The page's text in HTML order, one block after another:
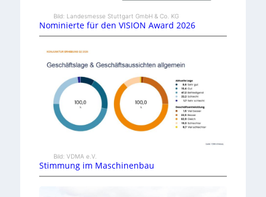
Bild: Landesmesse Stuttgart GmbH & Co. KG
Nominierte für den VISION Award 2026
Bild: VDMA e.V.
Stimmung im Maschinenbau